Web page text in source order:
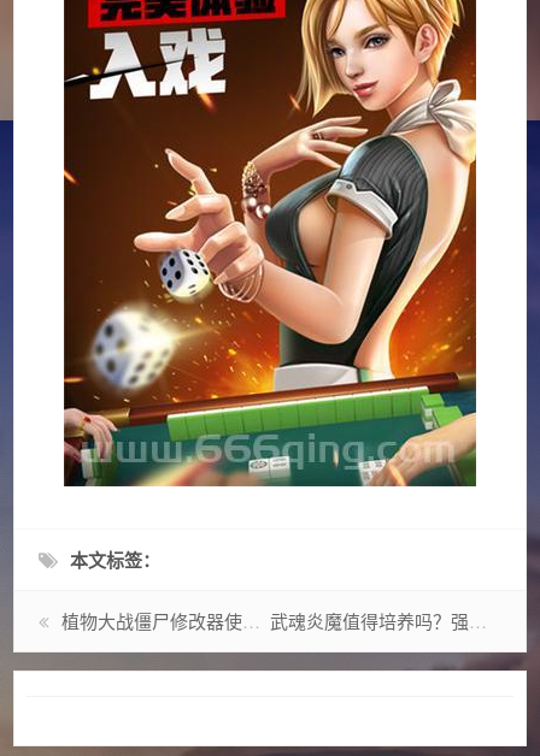
本文标签：
植物大战僵尸修改器使用教程，一看就会超简单！ 武魂炎魔值得培养吗？强度分析与培养建议分享！